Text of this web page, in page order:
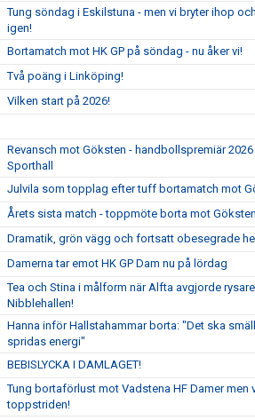
Tung söndag i Eskilstuna - men vi bryter ihop
igen!
Bortamatch mot HK GP på söndag - nu åker vi!
Två poäng i Linköping!
Vilken start på 2026!
Revansch mot Göksten - handbollspremiär
Sporthall
Julvila som topplag efter tuff bortamatch mot
Årets sista match - toppmöte borta mot
Dramatik, grön vägg och fortsatt obesegrade
Damerna tar emot HK GP Dam nu på lördag
Tea och Stina i målform när Alfta avgjorde
Nibblehallen!
Hanna inför Hallstahammar borta: "Det ska
spridas energi"
BEBISLYCKA I DAMLAGET!
Tung bortaförlust mot Vadstena HF Damer men
toppstriden!